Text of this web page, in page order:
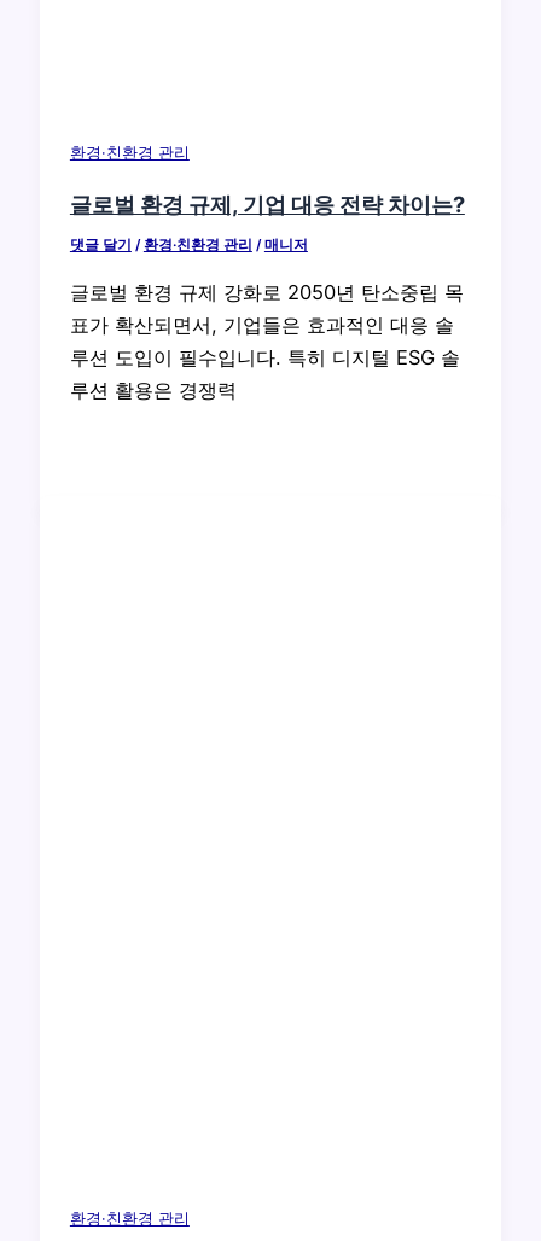
환경·친환경 관리
글로벌 환경 규제, 기업 대응 전략 차이는?
댓글 달기 /환경·친환경 관리 /매니저
글로벌 환경 규제 강화로 2050년 탄소중립 목
표가 확산되면서, 기업들은 효과적인 대응 솔
루션 도입이 필수입니다. 특히 디지털 ESG 솔
루션 활용은 경쟁력
환경·친환경 관리